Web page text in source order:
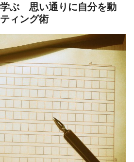
ぶ 思い通りに自分を動
ィング術